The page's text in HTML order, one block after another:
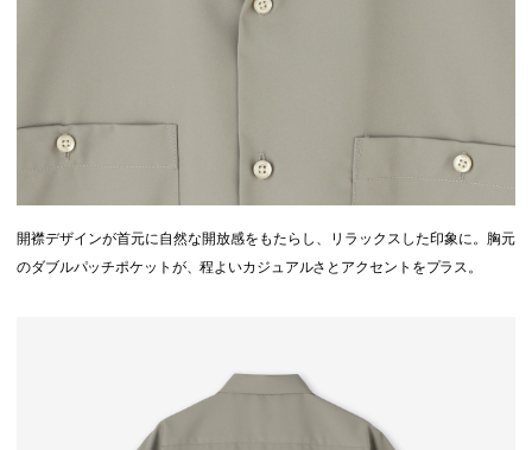
開襟デザインが首元に自然な開放感をもたらし、リラックスした印象に。胸元
のダブルパッチポケットが、程よいカジュアルさとアクセントをプラス。